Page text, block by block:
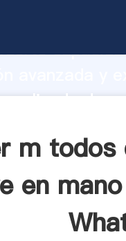
de
m todos
en